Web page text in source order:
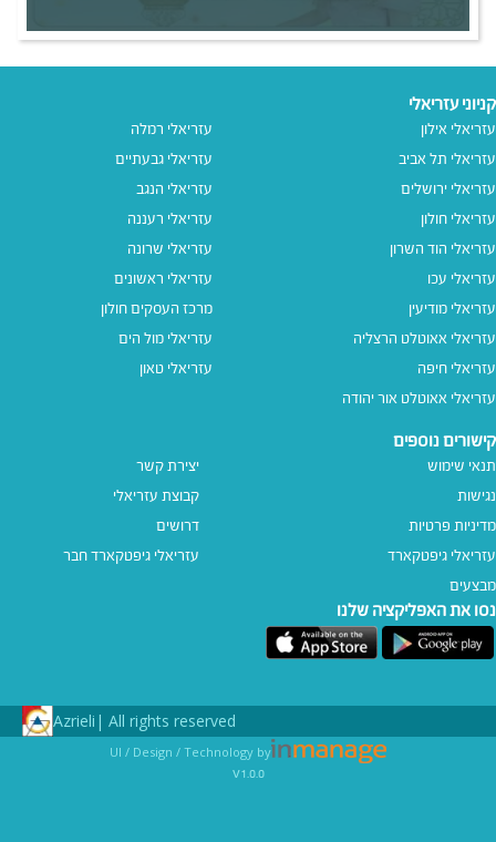
קניוני עזריאלי
עזריאלי אילון
עזריאלי תל אביב
עזריאלי ירושלים
עזריאלי חולון
עזריאלי הוד השרון
עזריאלי עכו
עזריאלי מודיעין
עזריאלי אאוטלט הרצליה
עזריאלי חיפה
עזריאלי אאוטלט אור יהודה
עזריאלי רמלה
עזריאלי גבעתיים
עזריאלי הנגב
עזריאלי רעננה
עזריאלי שרונה
עזריאלי ראשונים
מרכז העסקים חולון
עזריאלי מול הים
עזריאלי טאון
קישורים נוספים
תנאי שימוש
נגישות
מדיניות פרטיות
עזריאלי גיפטקארד
מבצעים
יצירת קשר
קבוצת עזריאלי
דרושים
עזריאלי גיפטקארד חבר‎
נסו את האפליקציה שלנו
All rights reserved |
Azrieli
UI / Design / Technology by
v1.0.0